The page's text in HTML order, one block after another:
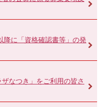
降に「資格確認書等」の発
なつき」をご利用の皆さ